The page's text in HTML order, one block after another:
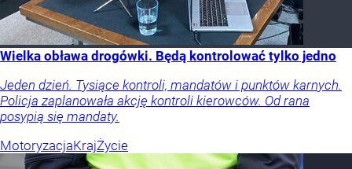
Wielka obława drogówki. Będą kontrolować tylko jedno
Jeden dzień. Tysiące kontroli, mandatów i punktów karnych.
Policja zaplanowała akcję kontroli kierowców. Od rana
posypią się mandaty.
MotoryzacjaKrajŻycie